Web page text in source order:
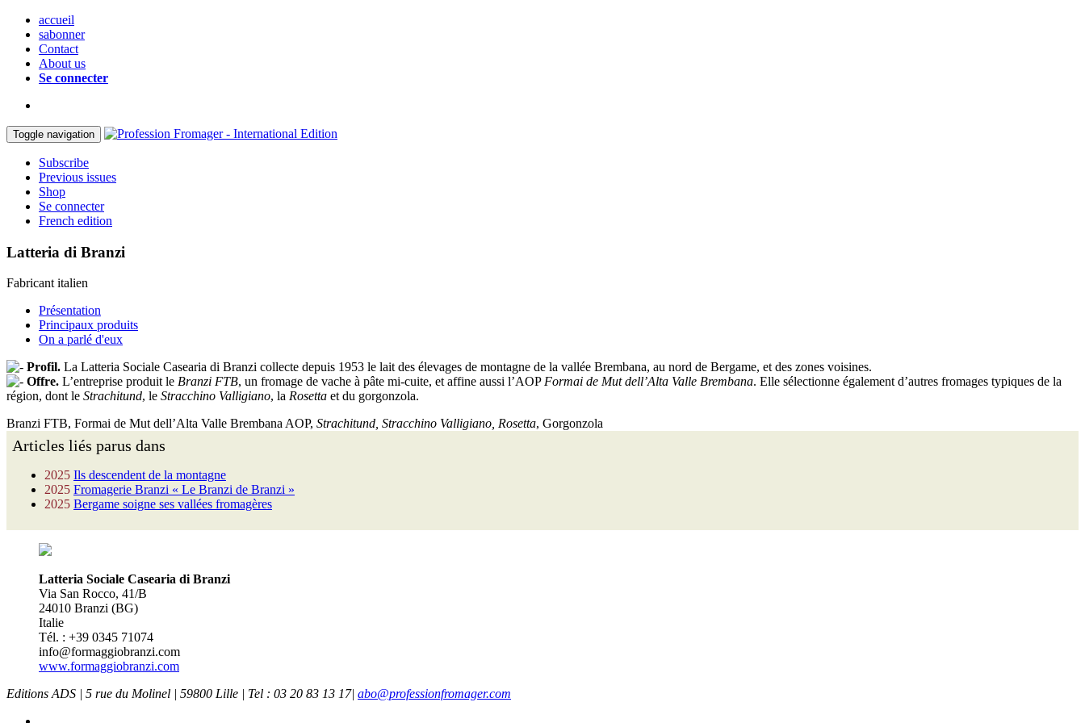
accueil
sabonner
Contact
About us
Se connecter
Toggle navigation
Subscribe
Previous issues
Shop
Se connecter
French edition
Latteria di Branzi
Fabricant italien
Présentation
Principaux produits
On a parlé d'eux
Profil. La Latteria Sociale Casearia di Branzi collecte depuis 1953 le lait des élevages de montagne de la vallée Brembana, au nord de Bergame, et des zones voisines.
Offre. L’entreprise produit le Branzi FTB, un fromage de vache à pâte mi-cuite, et affine aussi l’AOPFormai de Mut dell’Alta Valle Brembana. Elle sélectionne également d’autres fromages typiques de la
région, dont le Strachitund, le Stracchino Valligiano, la Rosetta et du gorgonzola.
Branzi FTB, Formai de Mut dell’Alta Valle Brembana AOP, Strachitund, Stracchino Valligiano, Rosetta, Gorgonzola
Articles liés parus dans
2025 Ils descendent de la montagne
2025 Fromagerie Branzi « Le Branzi de Branzi »
2025 Bergame soigne ses vallées fromagères
Latteria Sociale Casearia di Branzi
Via San Rocco, 41/B
24010 Branzi (BG)
Italie
Tél. : +39 0345 71074
info@formaggiobranzi.com
www.formaggiobranzi.com
Editions ADS | 5 rue du Molinel | 59800 Lille | Tel : 03 20 83 13 17| abo@professionfromager.com